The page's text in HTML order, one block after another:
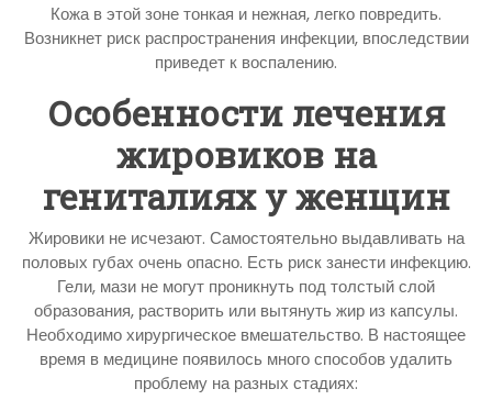
Кожа в этой зоне тонкая и нежная, легко повредить.
Возникнет риск распространения инфекции, впоследствии
приведет к воспалению.
Особенности лечения
жировиков на
гениталиях у женщин
Жировики не исчезают. Самостоятельно выдавливать на
половых губах очень опасно. Есть риск занести инфекцию.
Гели, мази не могут проникнуть под толстый слой
образования, растворить или вытянуть жир из капсулы.
Необходимо хирургическое вмешательство. В настоящее
время в медицине появилось много способов удалить
проблему на разных стадиях: